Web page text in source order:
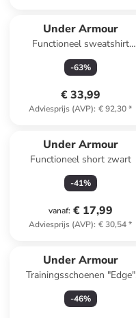
Under Armour
Functioneel sweatshirt
"Unstoppable" antraciet
-63%
€ 33,99
Adviesprijs (AVP): € 92,30*
Under Armour
Functioneel short zwart
-41%
vanaf: € 17,99
Adviesprijs (AVP): € 30,54*
Under Armour
Trainingsschoenen "Edge"
crème
-46%